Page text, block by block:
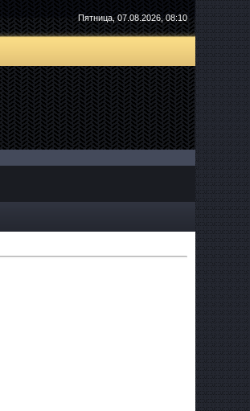
Пятница, 07.08.2026, 08:10